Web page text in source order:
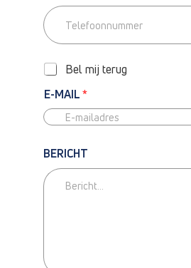
T
L
E
F
O
O
N
Bel mij terug
E-MAIL*
BERICHT